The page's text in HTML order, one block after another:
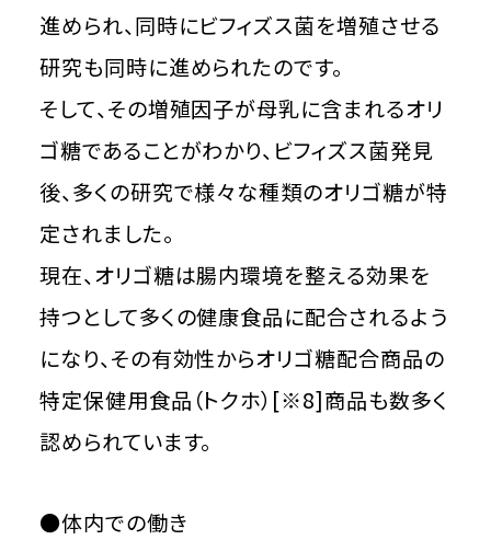
進められ、同時にビフィズス菌を増殖させる
研究も同時に進められたのです。
そして、その増殖因子が母乳に含まれるオリ
ゴ糖であることがわかり、ビフィズス菌発見
後、多くの研究で様々な種類のオリゴ糖が特
定されました。
現在、オリゴ糖は腸内環境を整える効果を
持つとして多くの健康食品に配合されるよう
になり、その有効性からオリゴ糖配合商品の
特定保健用食品（トクホ）[※8]商品も数多く
認められています。
●体内での働き